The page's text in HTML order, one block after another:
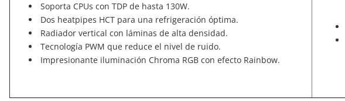
Soporta CPUs con TDP de hasta 130W.
Dos heatpipes HCT para una refrigeración óptima.
Radiador vertical con láminas de alta densidad.
Tecnología PWM que reduce el nivel de ruido.
Impresionante iluminación Chroma RGB con efecto Rainbow.